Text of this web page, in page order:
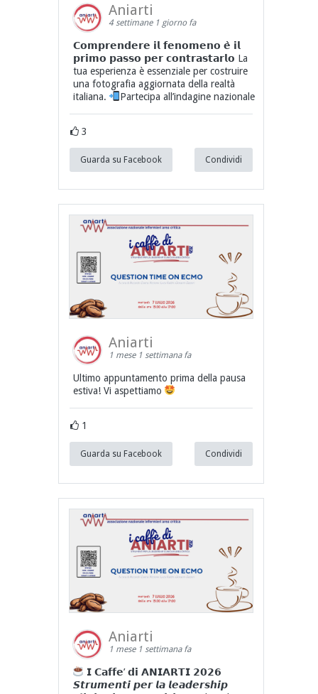
Aniarti
4 settimane 1 giorno fa
𝗖𝗼𝗺𝗽𝗿𝗲𝗻𝗱𝗲𝗿𝗲 𝗶𝗹 𝗳𝗲𝗻𝗼𝗺𝗲𝗻𝗼 𝗲̀ 𝗶𝗹
𝗽𝗿𝗶𝗺𝗼 𝗽𝗮𝘀𝘀𝗼 𝗽𝗲𝗿 𝗰𝗼𝗻𝘁𝗿𝗮𝘀𝘁𝗮𝗿𝗹𝗼 La
tua esperienza è essenziale per costruire
una fotografia aggiornata della realtà
italiana.
Partecipa all’indagine nazionale
3
Guarda su Facebook Condividi
Aniarti
1 mese 1 settimana fa
Ultimo appuntamento prima della pausa
estiva! Vi aspettiamo
1
Guarda su Facebook Condividi
Aniarti
1 mese 1 settimana fa
𝗜 𝗖𝗮𝗳𝗳𝗲’ 𝗱𝗶 𝗔𝗡𝗜𝗔𝗥𝗧𝗜 𝟮𝟬𝟮𝟲
𝙎𝙩𝙧𝙪𝙢𝙚𝙣𝙩𝙞 𝙥𝙚𝙧 𝙡𝙖 𝙡𝙚𝙖𝙙𝙚𝙧𝙨𝙝𝙞𝙥